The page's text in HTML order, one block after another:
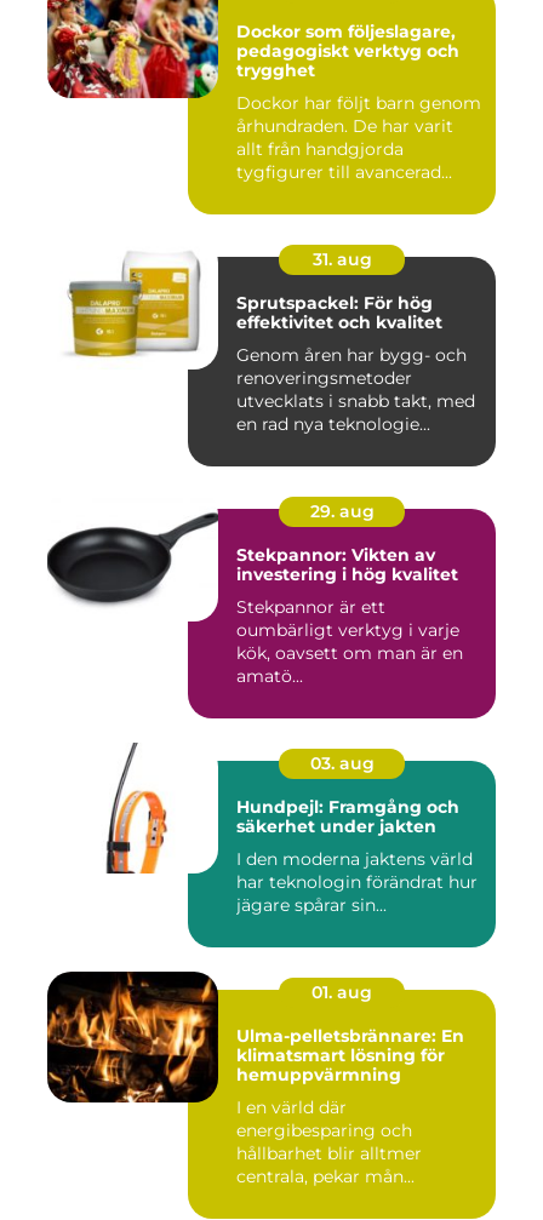
Dockor som följeslagare,
pedagogiskt verktyg och
trygghet
Dockor har följt barn genom
århundraden. De har varit
allt från handgjorda
tygfigurer till avancerad...
31. aug
Sprutspackel: För hög
effektivitet och kvalitet
Genom åren har bygg- och
renoveringsmetoder
utvecklats i snabb takt, med
en rad nya teknologie...
29. aug
Stekpannor: Vikten av
investering i hög kvalitet
Stekpannor är ett
oumbärligt verktyg i varje
kök, oavsett om man är en
amatö...
03. aug
Hundpejl: Framgång och
säkerhet under jakten
I den moderna jaktens värld
har teknologin förändrat hur
jägare spårar sin...
01. aug
Ulma-pelletsbrännare: En
klimatsmart lösning för
hemuppvärmning
I en värld där
energibesparing och
hållbarhet blir alltmer
centrala, pekar mån...